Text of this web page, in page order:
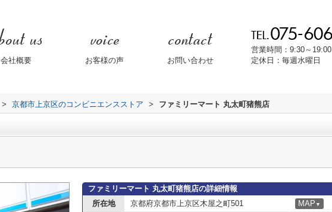
会社概要 お客様の声 お問い合わせ
営業時間：9:30～19:00
定休日：毎週水曜日
> 京都市上京区のコンビニエンスストア > ファミリーマート 丸太町猪熊店
ファミリーマート 丸太町猪熊店の詳細情報
所在地
京都府京都市上京区木屋之町501 MAP ▼